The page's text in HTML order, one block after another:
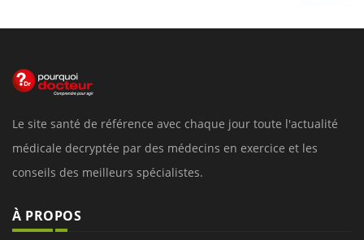
Le site santé de référence avec chaque jour toute l'actualité
médicale decryptée par des médecins en exercice et les
conseils des meilleurs spécialistes.
À PROPOS